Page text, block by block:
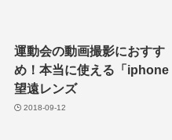
運動会の動画撮影におすす
め！本当に使える「iphone
望遠レンズ
2018-09-12